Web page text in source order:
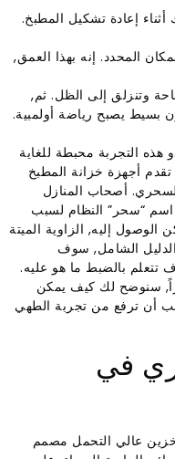
إعادة تشكيل المطبخ.
المحدد. إنه بهذا العمق,
وتنزلق إلى الظل. ثم,
بسيط يصبح رياضة أولمبية.
التجربة محبطة للغاية
تقدم أجهزة خزانة المطبخ
أصحاب المنازل
“سحر” النظام لسبب
إليه, الزاوية الميتة
الشامل, سوف
تتعلم بالضبط ما هو عليه.
سنوضح لك كيف يمكن
أن ترفع من تجربة الطهي
في
عالي التحمل مصمم